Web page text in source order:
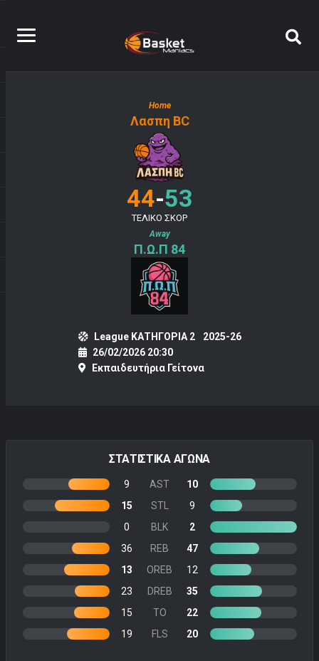
Home
Λασπη BC
44-53
ΤΕΛΙΚΟ ΣΚΟΡ
Away
Π.Ω.Π 84
League ΚΑΤΗΓΟΡΙΑ 2
2025-26
26/02/2026 20:30
Εκπαιδευτήρια Γείτονα
ΣΤΑΤΙΣΤΙΚΑ ΑΓΩΝΑ
9 AST
10
15
STL
9
0
BLK
2
36
REB
47
13
OREB
12
23
DREB
35
15
TO
22
19
FLS 20